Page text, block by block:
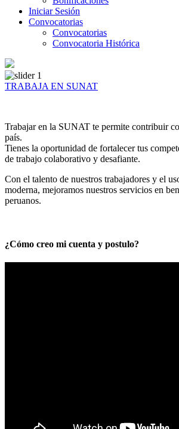
Iniciar Sesión
Convocatorias
Convocatorias
Convocatoria Histórica
TRABAJA EN SUNAT
Trabajar en la SUNAT te permite contribuir
país.
Tienes la oportunidad de fortalecer tus
de trabajo colaborativo y desafiante.
Con el talento de nuestros trabajadores y el
moderna, mejoramos nuestros servicios en
peruanos.
¿Cómo creo mi cuenta y postulo?